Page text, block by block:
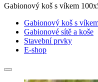
Gabionový koš s víkem
Gabionový koš s
Gabionové sítě a koše
Stavební prvky
E-shop